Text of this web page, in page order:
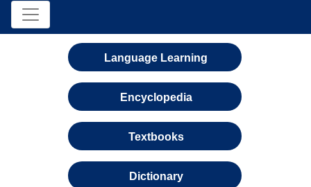
Language Learning
Encyclopedia
Textbooks
Dictionary